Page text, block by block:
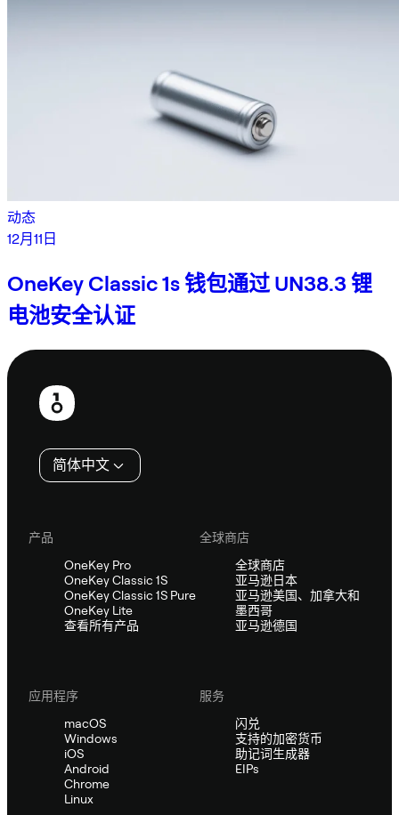
动态
12月11日
OneKey Classic 1s 钱包通过 UN38.3 锂
电池安全认证
页
简体中文
产品
OneKey Pro
OneKey Classic 1S
OneKey Classic 1S Pure
OneKey Lite
查看所有产品
全球商店
全球商店
亚马逊日本
亚马逊美国、加拿大和
墨西哥
亚马逊德国
应用程序
macOS
Windows
iOS
Android
Chrome
Linux
服务
闪兑
支持的加密货币
助记词生成器
EIPs